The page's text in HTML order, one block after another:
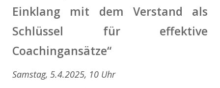
Einklang mit dem Verstand als
Schlüssel für effektive
Coachingansätze“
Samstag, 5.4.2025, 10 Uhr